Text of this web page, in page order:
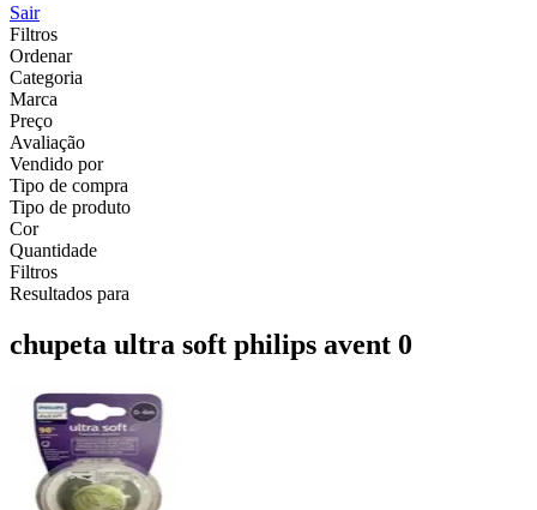
Sair
Filtros
Ordenar
Categoria
Marca
Preço
Avaliação
Vendido por
Tipo de compra
Tipo de produto
Cor
Quantidade
Filtros
Resultados para
chupeta ultra soft philips avent 0